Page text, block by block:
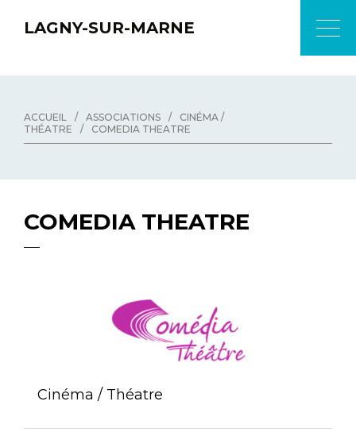
LAGNY-SUR-MARNE
ACCUEIL / ASSOCIATIONS /
CINÉMA /
THÉATRE
/ COMEDIA THEATRE
COMEDIA THEATRE
Cinéma / Théatre